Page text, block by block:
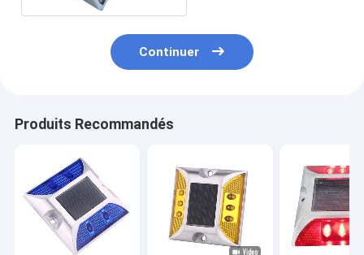
Continuer
Produits Recommandés